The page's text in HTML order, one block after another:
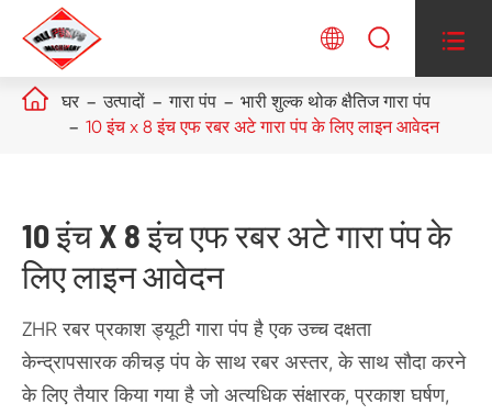
  
 घर उत्पादों गारा पंप
भारी शुल्क थोक क्षैतिज गारा पंप
10 इंच x 8 इंच एफ रबर अटे गारा पंप के लिए लाइन आवेदन
10 इंच X 8 इंच एफ रबर अटे गारा पंप के
लिए लाइन आवेदन
ZHR रबर प्रकाश ड्यूटी गारा पंप है एक उच्च दक्षता
केन्द्रापसारक कीचड़ पंप के साथ रबर अस्तर, के साथ सौदा करने
के लिए तैयार किया गया है जो अत्यधिक संक्षारक, प्रकाश घर्षण,